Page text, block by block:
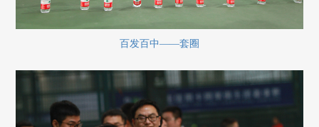
百发百中——套圈